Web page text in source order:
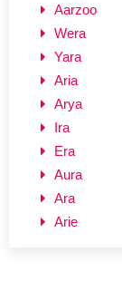
Aarzoo
Wera
Yara
Aria
Arya
Ira
Era
Aura
Ara
Arie